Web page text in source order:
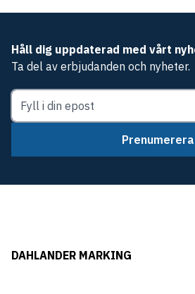
Håll dig uppdaterad med vårt
Ta del av erbjudanden och nyheter.
Prenumerera
DAHLANDER MARKING